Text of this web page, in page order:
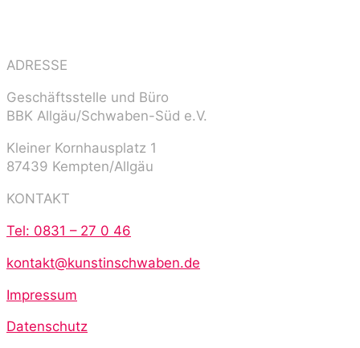
ADRESSE
Geschäftsstelle und Büro
BBK Allgäu/Schwaben-Süd e.V.
Kleiner Kornhausplatz 1
87439 Kempten/Allgäu
KONTAKT
Tel: 0831 – 27 0 46
kontakt@kunstinschwaben.de
Impressum
Datenschutz